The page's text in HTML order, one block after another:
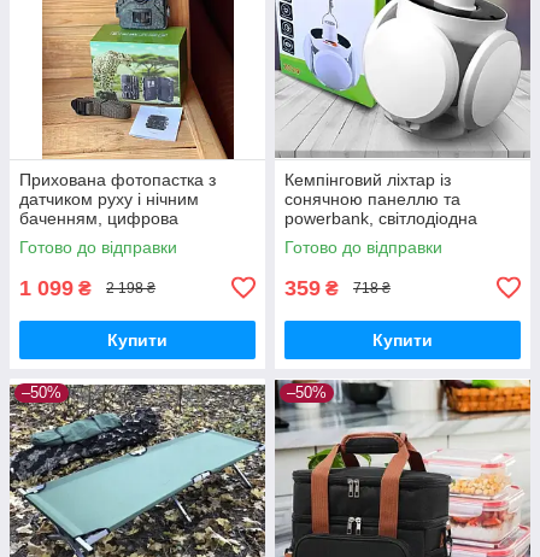
Прихована фотопастка з
датчиком руху і нічним
баченням, цифрова
мисливська камера для
охорони та спостереження
Готово до відправки
1 099 ₴ 2 198 ₴
Купити
Кемпінговий ліхтар із
сонячною панеллю та
powerbank, світлодіодна
лампа для кемпінгу, ліхтар з
гачком
Готово до відправки
359 ₴ 718 ₴
Купити
–50% –50%